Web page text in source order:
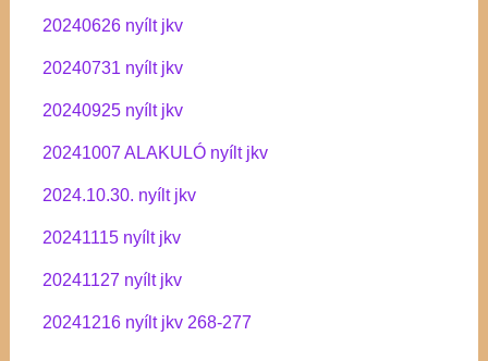
20240626 nyílt jkv
20240731 nyílt jkv
20240925 nyílt jkv
20241007 ALAKULÓ nyílt jkv
2024.10.30. nyílt jkv
20241115 nyílt jkv
20241127 nyílt jkv
20241216 nyílt jkv 268-277